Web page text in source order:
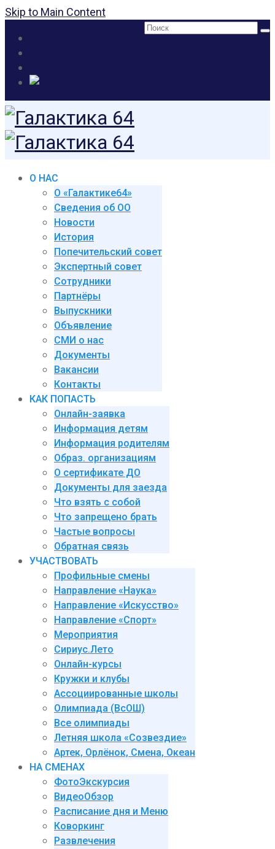
Skip to Main Content
Поиск:
О НАС
О «Галактике64»
Сведения об ОО
Новости
История
Попечительский совет
Экспертный совет
Сотрудники
Партнёры
Выпускники
Объявление
СМИ о нас
Документы
Вакансии
Контакты
КАК ПОПАСТЬ
Онлайн-заявка
Информация детям
Информация родителям
Образ. организациям
О сертификате ДО
Документы для заезда
Что взять с собой
Что запрещено брать
Частые вопросы
Обратная связь
УЧАСТВОВАТЬ
Профильные смены
Направление «Наука»
Направление «Искусство»
Направление «Спорт»
Мероприятия
Сириус.Лето
Онлайн-курсы
Кружки и клубы
Ассоциированные школы
Олимпиада (ВсОШ)
Все олимпиады
Летняя школа «Созвездие»
Артек, Орлёнок, Смена, Океан
НА СМЕНАХ
ФотоЭкскурсия
ВидеоОбзор
Расписание дня и Меню
Коворкинг
Развлечения